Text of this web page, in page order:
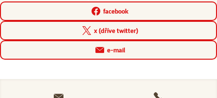
facebook
x (dříve twitter)
e-mail